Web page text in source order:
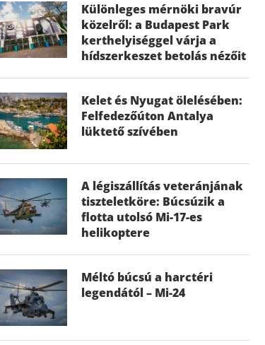
Különleges mérnöki bravúr
közelről: a Budapest Park
kerthelyiséggel várja a
hídszerkeszet betolás nézőit
Kelet és Nyugat ölelésében:
Felfedezőúton Antalya
lüktető szívében
A légiszállítás veteránjának
tiszteletköre: Búcsúzik a
flotta utolsó Mi-17-es
helikoptere
Méltó búcsú a harctéri
legendától – Mi-24